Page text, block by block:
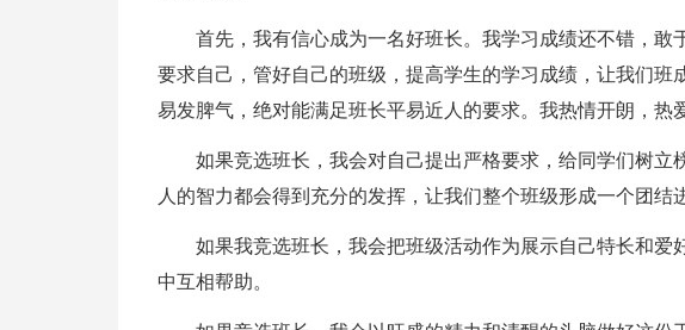
首先，我有信心成为一名好班长。我学习成绩还不错，敢
要求自己，管好自己的班级，提高学生的学习成绩，让我们班
易发脾气，绝对能满足班长平易近人的要求。我热情开朗，热
如果竞选班长，我会对自己提出严格要求，给同学们树立
人的智力都会得到充分的发挥，让我们整个班级形成一个团结
如果我竞选班长，我会把班级活动作为展示自己特长和爱
中互相帮助。